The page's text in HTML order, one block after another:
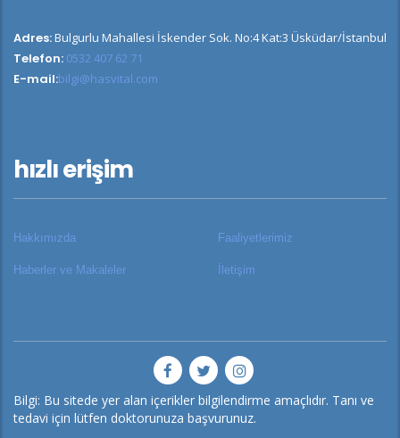
Adres:Bulgurlu Mahallesi İskender Sok. No:4 Kat:3 Üsküdar/İstanbul
Telefon: 0532 407 62 71
E-mail:bilgi@hasvital.com
hızlı erişim
Hakkımızda Faaliyetlerimiz
Haberler ve Makaleler İletişim
Bilgi: Bu sitede yer alan içerikler bilgilendirme amaçlıdır. Tanı ve
tedavi için lütfen doktorunuza başvurunuz.